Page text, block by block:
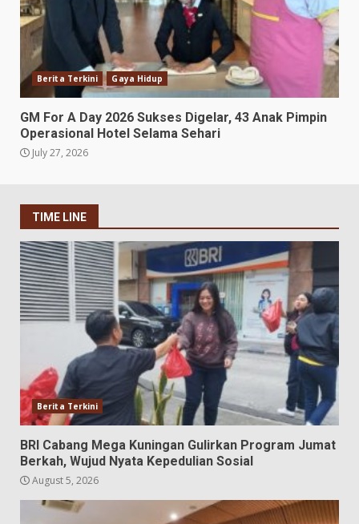
Berita Terkini Gaya Hidup
GM For A Day 2026 Sukses Digelar, 43 Anak Pimpin
Operasional Hotel Selama Sehari
July 27, 2026
TIME LINE
Berita Terkini
BRI Cabang Mega Kuningan Gulirkan Program Jumat
Berkah, Wujud Nyata Kepedulian Sosial
August 5, 2026